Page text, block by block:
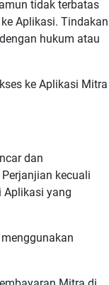
tidak terbatas
Aplikasi. Tindakan
hukum atau
ke Aplikasi Mitra
dan
kecuali
Aplikasi yang